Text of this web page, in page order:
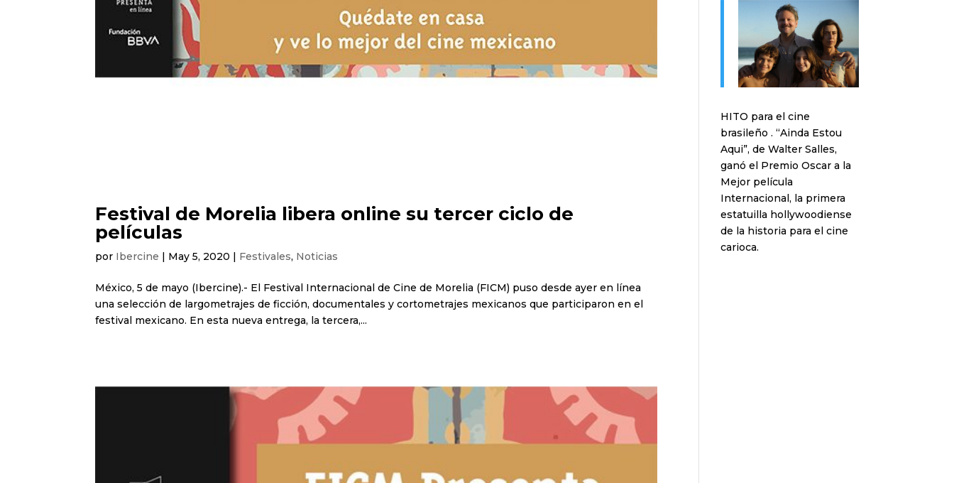
Festival de Morelia libera online su tercer ciclo de
películas
por Ibercine | May 5, 2020 | Festivales, Noticias
México, 5 de mayo (Ibercine).- El Festival Internacional de Cine de Morelia (FICM) puso desde ayer en línea
una selección de largometrajes de ficción, documentales y cortometrajes mexicanos que participaron en el
festival mexicano. En esta nueva entrega, la tercera,...
HITO para el cine
brasileño . “Ainda Estou
Aqui”, de Walter Salles,
ganó el Premio Oscar a la
Mejor película
Internacional, la primera
estatuilla hollywoodiense
de la historia para el cine
carioca.